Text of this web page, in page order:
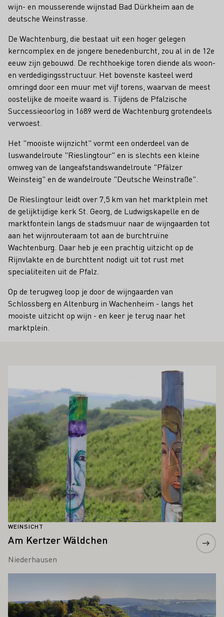
wijn- en mousserende wijnstad Bad Dürkheim aan de
deutsche Weinstrasse.
De Wachtenburg, die bestaat uit een hoger gelegen
kerncomplex en de jongere benedenburcht, zou al in de 12e
eeuw zijn gebouwd. De rechthoekige toren diende als woon-
en verdedigingsstructuur. Het bovenste kasteel werd
omringd door een muur met vijf torens, waarvan de meest
oostelijke de moeite waard is. Tijdens de Pfalzische
Successieoorlog in 1689 werd de Wachtenburg grotendeels
verwoest.
Het "mooiste wijnzicht" vormt een onderdeel van de
luswandelroute "Rieslingtour" en is slechts een kleine
omweg van de langeafstandswandelroute "Pfälzer
Weinsteig" en de wandelroute "Deutsche Weinstraße".
De Rieslingtour leidt over 7,5 km van het marktplein met
de gelijktijdige kerk St. Georg, de Ludwigskapelle en de
marktfontein langs de stadsmuur naar de wijngaarden tot
aan het wijnrouteraam tot aan de burchtruïne
Wachtenburg. Daar heb je een prachtig uitzicht op de
Rijnvlakte en de burchttent nodigt uit tot rust met
specialiteiten uit de Pfalz.
Op de terugweg loop je door de wijngaarden van
Schlossberg en Altenburg in Wachenheim - langs het
mooiste uitzicht op wijn - en keer je terug naar het
marktplein.
WEINSICHT
Am Kertzer Wäldchen
Niederhausen